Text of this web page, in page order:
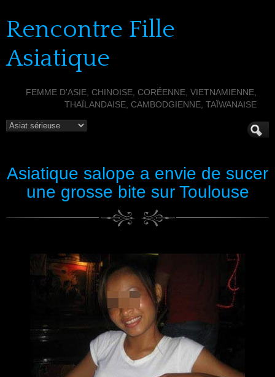
Rencontre Fille
Asiatique
FEMME D'ASIE, CHINOISE, CORÉENNE, VIETNAMIENNE,
THAÏLANDAISE, CAMBODGIENNE, TAÏWANAISE
Asiatique salope a envie de sucer
une grosse bite sur Toulouse